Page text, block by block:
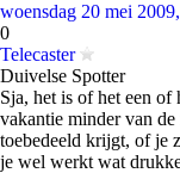
woensdag 20 mei
0
Telecaster
Duivelse Spotter
Sja, het is of het een
vakantie minder van
toebedeeld krijgt, of je
je wel werkt wat